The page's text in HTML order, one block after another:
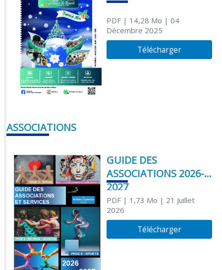
PDF| 14,28 Mo | 04
Décembre 2025
Télécharger
ASSOCIATIONS
GUIDE DES
ASSOCIATIONS 2026-
2027
PDF| 1,73 Mo | 21 Juillet
2026
Télécharger